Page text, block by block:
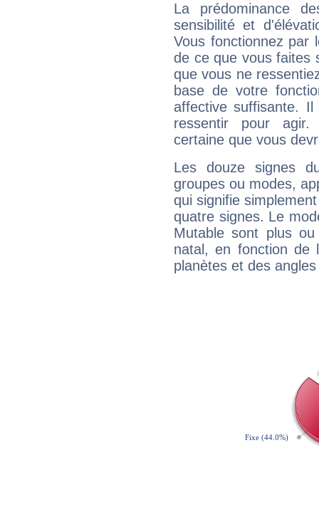
La prédominance
sensibilité et
Vous fonctionnez
de ce que vous faites
que vous ne
base de votre
affective suffisante.
ressentir pour agir.
certaine que vous
Les douze signes
groupes ou modes,
qui signifie
quatre signes. Le
Mutable sont plus
natal, en fonction de
planètes et des